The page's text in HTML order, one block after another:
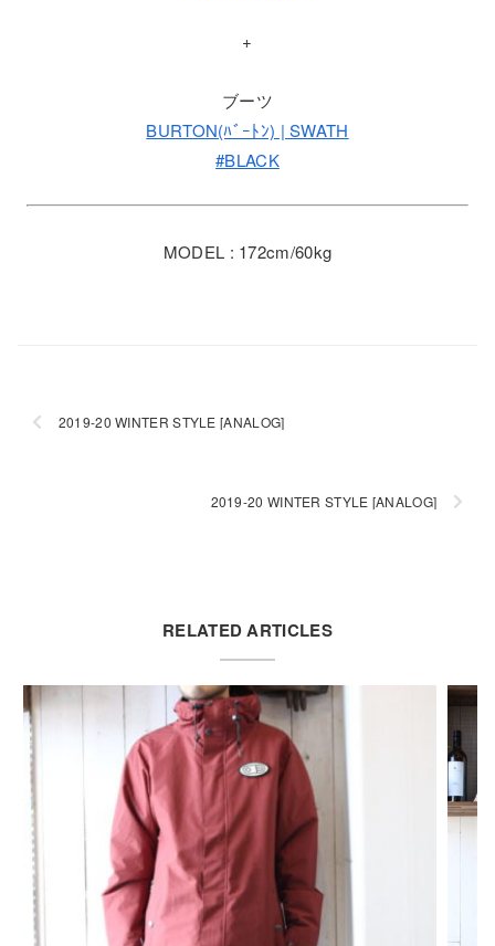
+
ブーツ
BURTON(ﾊﾞｰﾄﾝ) | SWATH
#BLACK
MODEL : 172cm/60kg
2019-20 WINTER STYLE [ANALOG]
2019-20 WINTER STYLE [ANALOG]
RELATED ARTICLES